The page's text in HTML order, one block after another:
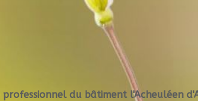
du bâtiment l'Acheuléen